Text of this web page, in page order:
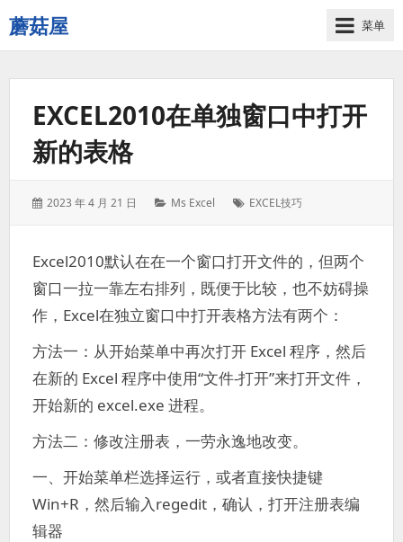
蘑菇屋
欢
迎
菜单
EXCEL2010在单独窗口中打开
新的表格
发
2023 年 4 月 21 日
分
Ms Excel
标
EXCEL技巧
Excel2010默认在在一个窗口打开文件的，但两个
窗口一拉一靠左右排列，既便于比较，也不妨碍操
作，Excel在独立窗口中打开表格方法有两个：
方法一：从开始菜单中再次打开 Excel 程序，然后
在新的 Excel 程序中使用“文件-打开”来打开文件，
开始新的 excel.exe 进程。
方法二：修改注册表，一劳永逸地改变。
一、开始菜单栏选择运行，或者直接快捷键
Win+R，然后输入regedit，确认，打开注册表编
辑器